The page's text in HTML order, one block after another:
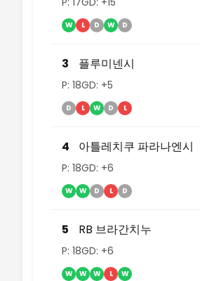
W L D W D
3 플루미넨시
P: 18GD: +5
D L W D L
4 아틀레치쿠 파라나엔시
P: 18GD: +6
W W D L D
5 RB 브라간치누
P: 18GD: +6
W W W L W